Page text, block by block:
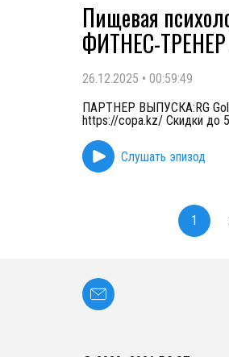
Пищевая
ФИТНЕС-
26.12.2025 • 00:59:49
ПАРТНЕР ВЫПУСКА:RG
https://copa.kz/ Скидки до
Слушать эпизод
1